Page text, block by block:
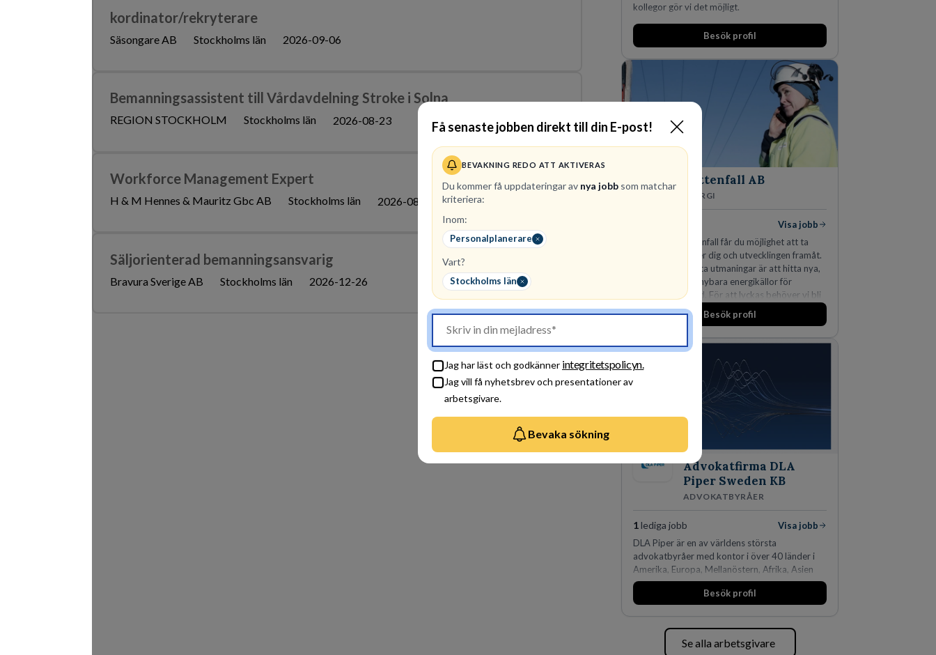
Få senaste jobben direkt till din E-post!
BEVAKNING REDO ATT AKTIVERAS
Du kommer få uppdateringar av nya jobb som matchar
kriteriera:
Inom:
Personalplanerare
Vart?
Stockholms län
Jag har läst och godkänner integritetspolicyn.
Jag vill få nyhetsbrev och presentationer av
arbetsgivare.
Bevaka sökning
kordinator/rekryterare
Säsongare AB Stockholms län 2026-09-06
Bemanningsassistent till Vårdavdelning Stroke i Solna
REGION STOCKHOLM Stockholms län 2026-08-23
Workforce Management Expert
H & M Hennes & Mauritz Gbc AB Stockholms län 2026-08-09
Säljorienterad bemanningsansvarig
Bravura Sverige AB Stockholms län 2026-12-26
kollegor gör vi det möjligt.
Besök profil
Vattenfall AB
ENERGI
Visa jobb
Hos oss på Vattenfall får du möjlighet att ta
stegen som driver dig och utvecklingen framåt.
En av våra främsta utmaningar är att hitta nya,
effektiva och förnybara energikällor för
en hållbar framtid. För att lyckas behöver vi bli
fler medarbetare som vill göra skillnad.
Besök profil
Advokatfirma DLA
Piper Sweden KB
ADVOKATBYRÅER
1lediga jobb
Visa jobb
DLA Piper är en av världens största
advokatbyråer med kontor i över 40 länder i
Amerika, Europa, Mellanöstern, Afrika, Asien
och Oceanien. Vi är specialister inom
affärsjuridikens alla områden och vi har några
Köpenhamn, Århus, Oslo och Helsingfors kan vi
på DLA Piper erbjuda våra klienter en unik,
Besök profil
Se alla arbetsgivare